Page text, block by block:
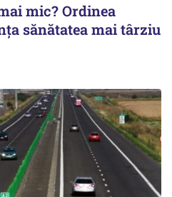
mic? Ordinea
sănătatea mai târziu